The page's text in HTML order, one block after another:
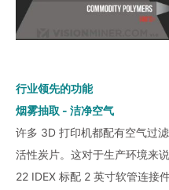
行业领先的功能
烟雾抽取 - 洁净空气
许多 3D 打印机都配有空气过
活性炭片。这对于生产环境来
22 IDEX 标配 2 英寸软管连接